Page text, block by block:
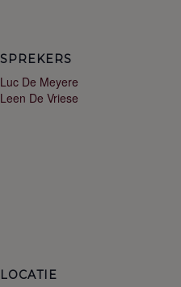
LOCATIE
SPREKERS
Luc De Meyere
Leen De Vriese